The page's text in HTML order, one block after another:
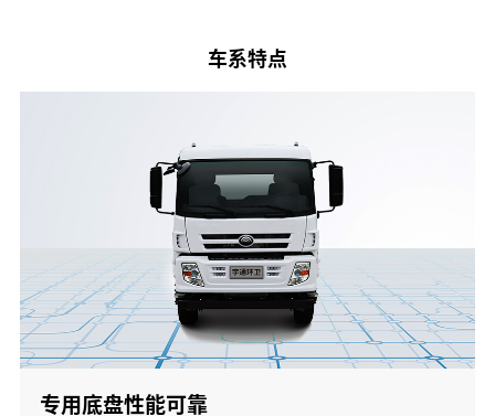
车系特点
专用底盘性能可靠